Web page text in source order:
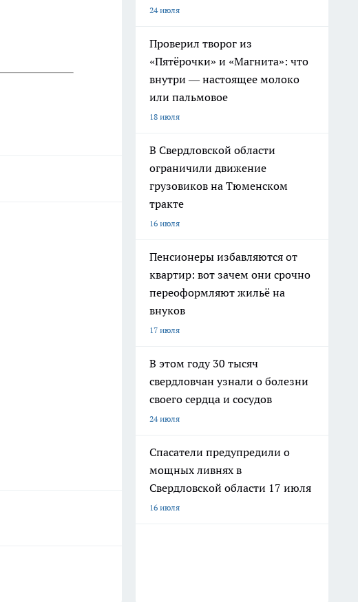
24 июля
Проверил творог из
«Пятёрочки» и «Магнита»: что
внутри — настоящее молоко
или пальмовое
18 июля
В Свердловской области
ограничили движение
грузовиков на Тюменском
тракте
16 июля
Пенсионеры избавляются от
квартир: вот зачем они срочно
переоформляют жильё на
внуков
17 июля
В этом году 30 тысяч
свердловчан узнали о болезни
своего сердца и сосудов
24 июля
Спасатели предупредили о
мощных ливнях в
Свердловской области 17 июля
16 июля